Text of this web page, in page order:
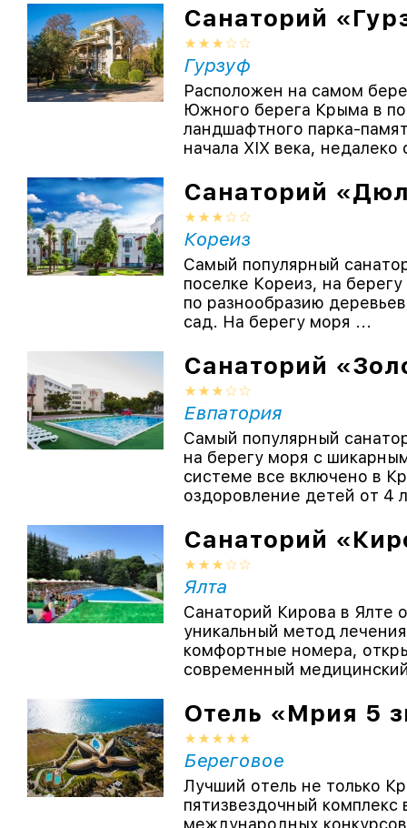
Санаторий
Гурзуф
Расположен на самом
Южного берега Крыма в
ландшафтного парка-
начала XIX века,
Санаторий
Кореиз
Самый популярный
поселке Кореиз, на
по разнообразию
сад. На берегу моря ...
Санаторий
Евпатория
Самый популярный
на берегу моря с
системе все включено в
оздоровление детей от 4
Санаторий
Ялта
Санаторий Кирова в Ялте
уникальный метод
комфортные номера,
современный
Отель «Мрия 5
Береговое
Лучший отель не только
пятизвездочный
международных